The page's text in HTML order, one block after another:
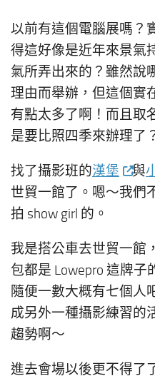
以前有這個電腦展嗎？
得這好像是近年來景氣
氣所弄出來的？雖然說
理由而舉辦，但這個實
有點太多了啊！而且取
是要比照四季來辦理了
找了攝影班的漢堡 與
世貿一館了。嗯～我們
拍 show girl 的。
我是搭公車去世貿一館
包都是 Lowepro 這牌子
隨便一數大概有七個人
成另外一種攝影練習的
趨勢啊～
進去會場以後更不得了